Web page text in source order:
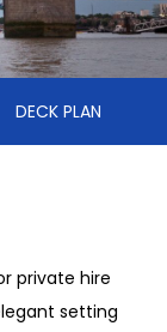
DECK PLAN
private hire
setting